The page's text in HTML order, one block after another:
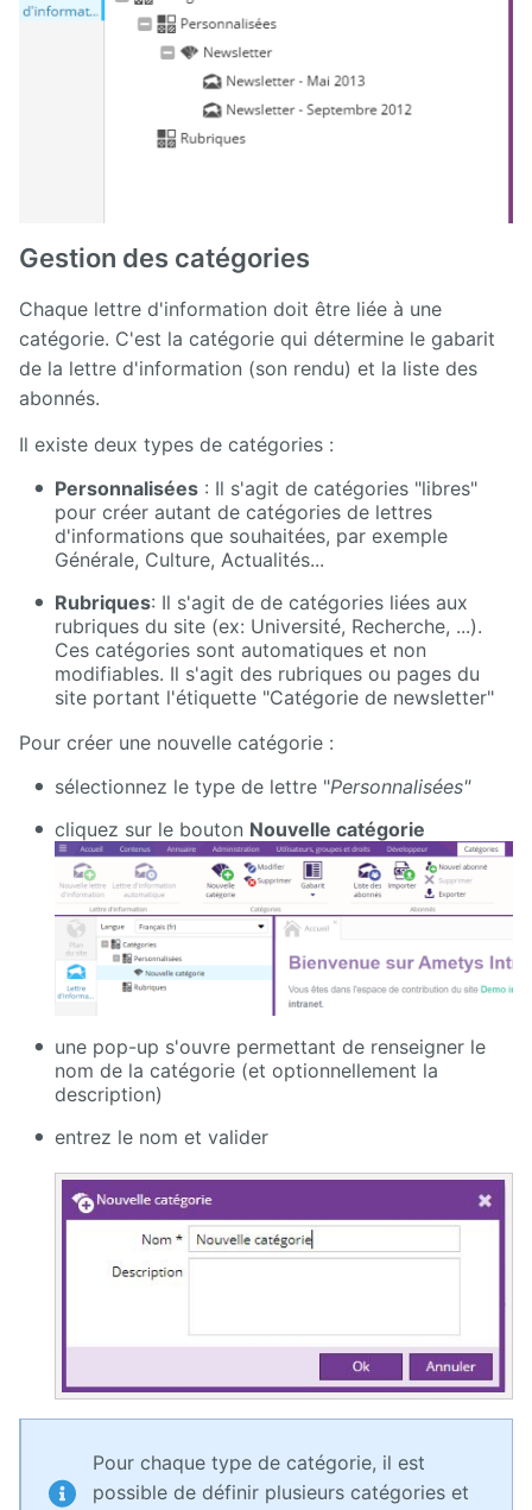
Gestion des catégories
Chaque lettre d'information doit être liée à une
catégorie. C'est la catégorie qui détermine le gabarit
de la lettre d'information (son rendu) et la liste des
abonnés.
Il existe deux types de catégories :
Personnalisées : Il s'agit de catégories "libres"
pour créer autant de catégories de lettres
d'informations que souhaitées, par exemple
Générale, Culture, Actualités...
Rubriques: Il s'agit de de catégories liées aux
rubriques du site (ex: Université, Recherche, ...).
Ces catégories sont automatiques et non
modifiables. Il s'agit des rubriques ou pages du
site portant l'étiquette "Catégorie de newsletter"
Pour créer une nouvelle catégorie :
sélectionnez le type de lettre "Personnalisées"
cliquez sur le bouton Nouvelle catégorie
une pop-up s'ouvre permettant de renseigner le
nom de la catégorie (et optionnellement la
description)
entrez le nom et valider
Pour chaque type de catégorie, il est
possible de définir plusieurs catégories et